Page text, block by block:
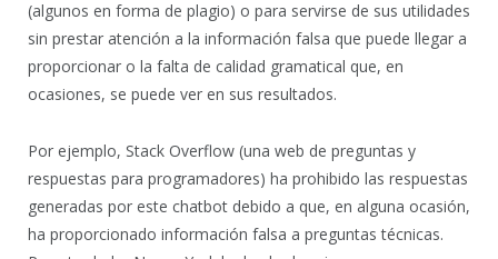
(algunos en forma de plagio) o para servirse de sus utilidades
sin prestar atención a la información falsa que puede llegar a
proporcionar o la falta de calidad gramatical que, en
ocasiones, se puede ver en sus resultados.
Por ejemplo, Stack Overflow (una web de preguntas y
respuestas para programadores) ha prohibido las respuestas
generadas por este chatbot debido a que, en alguna ocasión,
ha proporcionado información falsa a preguntas técnicas.